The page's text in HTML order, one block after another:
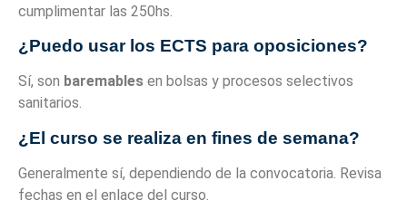
cumplimentar las 250hs.
¿Puedo usar los ECTS para oposiciones?
Sí, son baremables en bolsas y procesos selectivos
sanitarios.
¿El curso se realiza en fines de semana?
Generalmente sí, dependiendo de la convocatoria. Revisa
fechas en el enlace del curso.